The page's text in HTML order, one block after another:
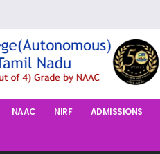
NAAC NIRF ADMISSIONS